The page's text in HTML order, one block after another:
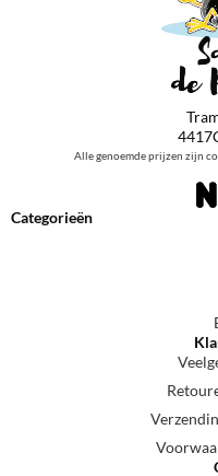
Alle genoemde prijzen zijn
Categorieën